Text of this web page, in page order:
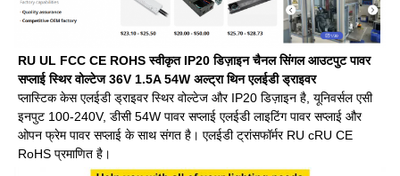
RU UL FCC CE ROHS स्वीकृत IP20 डिज़ाइन चैनल सिंगल आउटपुट पावर
सप्लाई स्थिर वोल्टेज 36V 1.5A 54W अल्ट्रा थिन एलईडी ड्राइवर
प्लास्टिक केस एलईडी ड्राइवर स्थिर वोल्टेज और IP20 डिज़ाइन है, यूनिवर्सल एसी
इनपुट 100-240V, डीसी 54W पावर सप्लाई एलईडी लाइटिंग पावर सप्लाई और
ओपन फ्रेम पावर सप्लाई के साथ संगत है। एलईडी ट्रांसफॉर्मर RU cRU CE
RoHS प्रमाणित है।